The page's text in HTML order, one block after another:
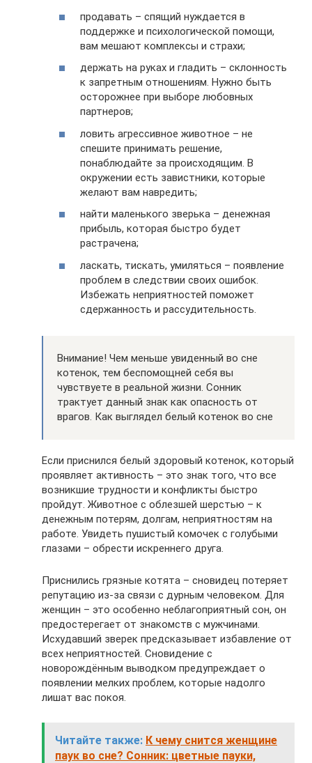
продавать – спящий нуждается в
поддержке и психологической помощи,
вам мешают комплексы и страхи;
держать на руках и гладить – склонность
к запретным отношениям. Нужно быть
осторожнее при выборе любовных
партнеров;
ловить агрессивное животное – не
спешите принимать решение,
понаблюдайте за происходящим. В
окружении есть завистники, которые
желают вам навредить;
найти маленького зверька – денежная
прибыль, которая быстро будет
растрачена;
ласкать, тискать, умиляться – появление
проблем в следствии своих ошибок.
Избежать неприятностей поможет
сдержанность и рассудительность.
Внимание! Чем меньше увиденный во сне
котенок, тем беспомощней себя вы
чувствуете в реальной жизни. Сонник
трактует данный знак как опасность от
врагов. Как выглядел белый котенок во сне
Если приснился белый здоровый котенок, который
проявляет активность – это знак того, что все
возникшие трудности и конфликты быстро
пройдут. Животное с облезшей шерстью – к
денежным потерям, долгам, неприятностям на
работе. Увидеть пушистый комочек с голубыми
глазами – обрести искреннего друга.
Приснились грязные котята – сновидец потеряет
репутацию из-за связи с дурным человеком. Для
женщин – это особенно неблагоприятный сон, он
предостерегает от знакомств с мужчинами.
Исхудавший зверек предсказывает избавление от
всех неприятностей. Сновидение с
новорождённым выводком предупреждает о
появлении мелких проблем, которые надолго
лишат вас покоя.
Читайте также: К чему снится женщине
паук во сне? Сонник: цветные пауки,